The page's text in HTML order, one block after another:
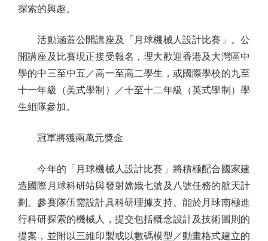
探索的興趣。
活動涵蓋公開講座及「月球機械人設計比賽」。公
開講座及比賽現正接受報名，理大歡迎香港及大灣區中
學的中三至中五／高一至高二學生，或國際學校的九至
十一年級（美式學制）／十至十二年級（英式學制）學
生組隊參加。
冠軍將獲兩萬元獎金
今年的「月球機械人設計比賽」將積極配合國家建
造國際月球科研站與發射嫦娥七號及八號任務的航天計
劃。參賽隊伍需設計具科研理據支持、能於月球南極進
行科研探索的機械人，提交包括概念設計及技術圖則的
提案，並附以三維印製或以數碼模型／動畫格式建立的